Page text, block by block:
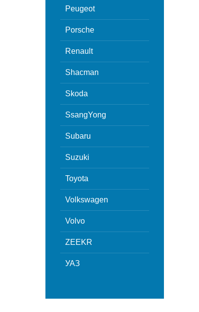
Peugeot
Porsche
Renault
Shacman
Skoda
SsangYong
Subaru
Suzuki
Toyota
Volkswagen
Volvo
ZEEKR
УАЗ